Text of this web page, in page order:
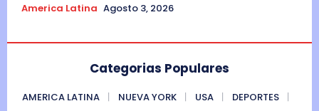
America Latina Agosto 3, 2026
Categorias Populares
AMERICA LATINA NUEVA YORK USA
DEPORTES